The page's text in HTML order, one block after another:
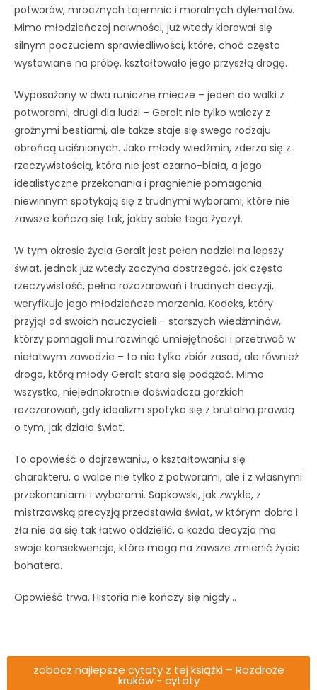
potworów, mrocznych tajemnic i moralnych dylematów.
Mimo młodzieńczej naiwności, już wtedy kierował się
silnym poczuciem sprawiedliwości, które, choć często
wystawiane na próbę, kształtowało jego przyszłą drogę.
Wyposażony w dwa runiczne miecze – jeden do walki z
potworami, drugi dla ludzi – Geralt nie tylko walczy z
groźnymi bestiami, ale także staje się swego rodzaju
obrońcą uciśnionych. Jako młody wiedźmin, zderza się z
rzeczywistością, która nie jest czarno-biała, a jego
idealistyczne przekonania i pragnienie pomagania
niewinnym spotykają się z trudnymi wyborami, które nie
zawsze kończą się tak, jakby sobie tego życzył.
W tym okresie życia Geralt jest pełen nadziei na lepszy
świat, jednak już wtedy zaczyna dostrzegać, jak często
rzeczywistość, pełna rozczarowań i trudnych decyzji,
weryfikuje jego młodzieńcze marzenia. Kodeks, który
przyjął od swoich nauczycieli – starszych wiedźminów,
którzy pomagali mu rozwinąć umiejętności i przetrwać w
niełatwym zawodzie – to nie tylko zbiór zasad, ale również
droga, którą młody Geralt stara się podążać. Mimo
wszystko, niejednokrotnie doświadcza gorzkich
rozczarowań, gdy idealizm spotyka się z brutalną prawdą
o tym, jak działa świat.
To opowieść o dojrzewaniu, o kształtowaniu się
charakteru, o walce nie tylko z potworami, ale i z własnymi
przekonaniami i wyborami. Sapkowski, jak zwykle, z
mistrzowską precyzją przedstawia świat, w którym dobra i
zła nie da się tak łatwo oddzielić, a każda decyzja ma
swoje konsekwencje, które mogą na zawsze zmienić życie
bohatera.
Opowieść trwa. Historia nie kończy się nigdy…
zobacz najlepsze cytaty z tej książki – Rozdroże
kruków - cytaty